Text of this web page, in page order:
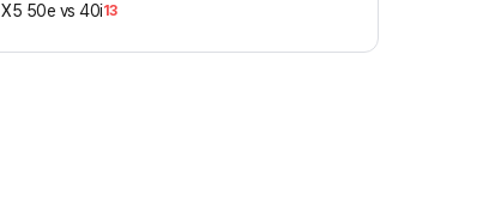
X5 50e vs 40i13